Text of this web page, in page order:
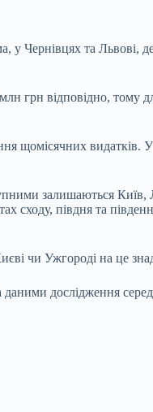
Чернівцях та Львові,
грн відповідно, тому
щомісячних
залишаються Київ,
півдня та
чи Ужгороді на це
даними дослідження